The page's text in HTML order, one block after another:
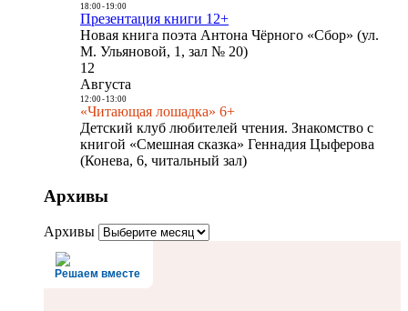
18:00- 19:00
Презентация книги 12+
Новая книга поэта Антона Чёрного «Сбор» (ул.
М. Ульяновой, 1, зал № 20)
12
Августа
12:00- 13:00
«Читающая лошадка» 6+
Детский клуб любителей чтения. Знакомство с
книгой «Смешная сказка» Геннадия Цыферова
(Конева, 6, читальный зал)
Архивы
Архивы
Решаем вместе